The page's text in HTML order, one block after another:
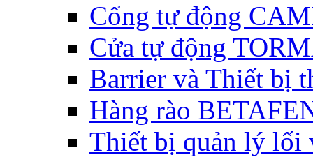
Cổng tự động
Cửa tự động
Barrier và Thiết bị
Hàng rào
Thiết bị quản lý lối